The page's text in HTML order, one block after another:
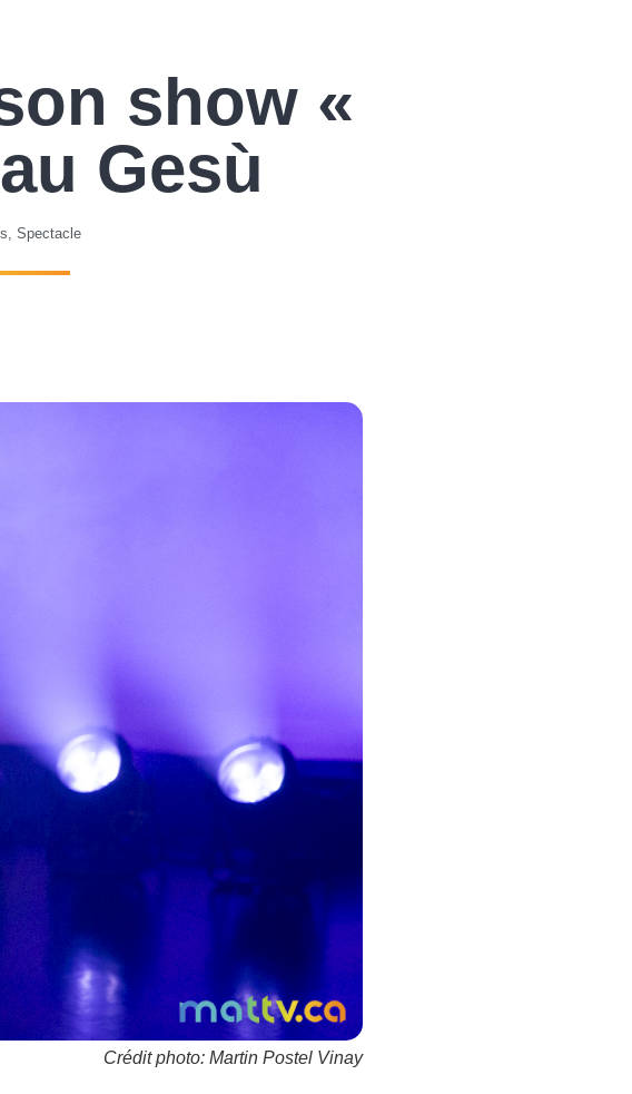
show «
Gesù
, Spectacle
Crédit photo: Martin Postel Vinay